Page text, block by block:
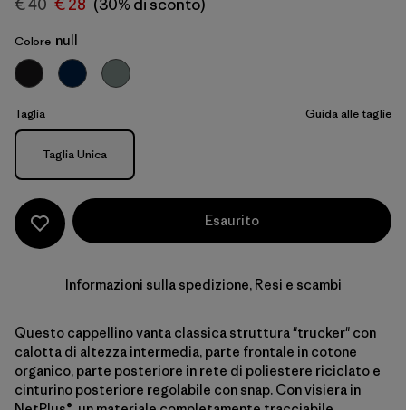
€ 40 € 28 (30% di sconto)
Colore null
Taglia Guida alle taglie
Taglia
Taglia Unica
Esaurito
Informazioni sulla spedizione, Resi e scambi
Questo cappellino vanta classica struttura "trucker" con
calotta di altezza intermedia, parte frontale in cotone
organico, parte posteriore in rete di poliestere riciclato e
cinturino posteriore regolabile con snap. Con visiera in